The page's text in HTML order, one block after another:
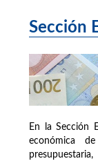
Sección
En la Sección
económica